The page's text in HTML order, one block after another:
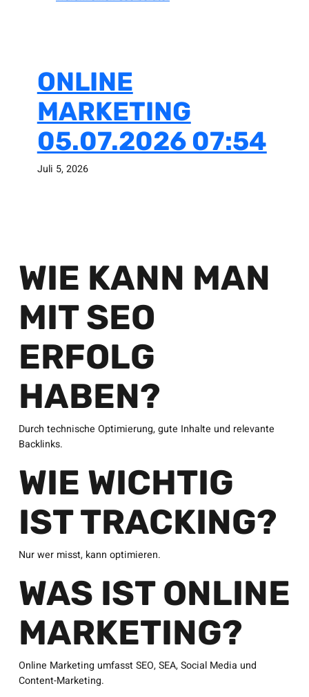
ONLINE
MARKETING
05.07.2026 07:54
Juli 5, 2026
WIE KANN MAN
MIT SEO
ERFOLG
HABEN?
Durch technische Optimierung, gute Inhalte und relevante
Backlinks.
WIE WICHTIG
IST TRACKING?
Nur wer misst, kann optimieren.
WAS IST ONLINE
MARKETING?
Online Marketing umfasst SEO, SEA, Social Media und
Content-Marketing.